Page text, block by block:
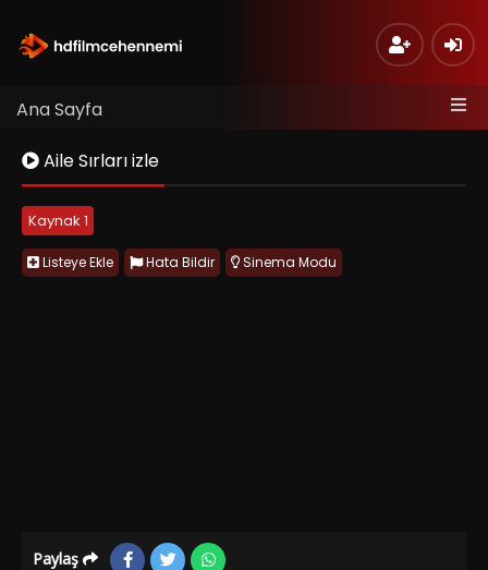
Ana Sayfa
Aile Sırları izle
Kaynak 1
Listeye Ekle Hata Bildir Sinema Modu
Paylaş